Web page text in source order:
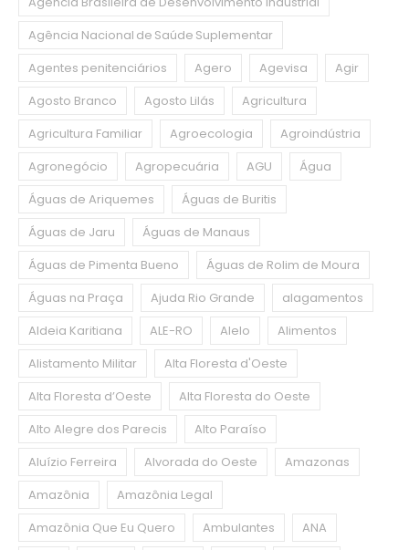
Agência Nacional de Saúde Suplementar
Agentes penitenciários
Agero Agevisa
Agir
Agosto Branco
Agosto Lilás
Agricultura
Agricultura Familiar
Agroecologia
Agroindústria
Agronegócio
Agropecuária AGU
Água
Águas de Ariquemes
Águas de Buritis
Águas de Jaru
Águas de Manaus
Águas de Pimenta Bueno
Águas de Rolim de Moura
Águas na Praça
Ajuda Rio Grande
alagamentos
Aldeia Karitiana
ALE-RO Alelo
Alimentos
Alistamento Militar
Alta Floresta d'Oeste
Alta Floresta d’Oeste
Alta Floresta do Oeste
Alto Alegre dos Parecis
Alto Paraíso
Aluízio Ferreira
Alvorada do Oeste
Amazonas
Amazônia
Amazônia Legal
Amazônia Que Eu Quero
Ambulantes
ANA